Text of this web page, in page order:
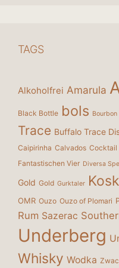
TAGS
Alkoholfrei Amarula
Black Bottle bols Bourbon
Trace Buffalo Trace
Caipirinha Calvados Cocktail
Fantastischen Vier Diversa
Gold Gold Gurktaler
OMR Ouzo Ouzo of Plomari
Rum Sazerac
Underberg
Whisky Wodka